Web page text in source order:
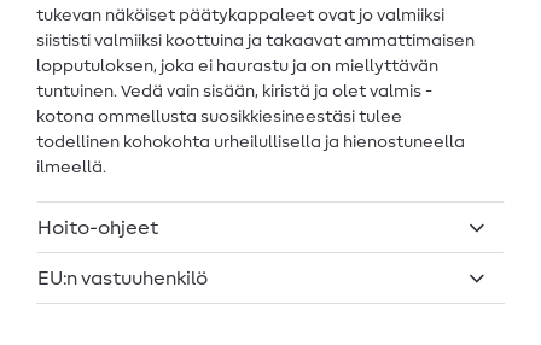
tukevan näköiset päätykappaleet ovat jo valmiiksi
siististi valmiiksi koottuina ja takaavat ammattimaisen
lopputuloksen, joka ei haurastu ja on miellyttävän
tuntuinen. Vedä vain sisään, kiristä ja olet valmis -
kotona ommellusta suosikkiesineestäsi tulee
todellinen kohokohta urheilullisella ja hienostuneella
ilmeellä.
Hoito-ohjeet
EU:n vastuuhenkilö